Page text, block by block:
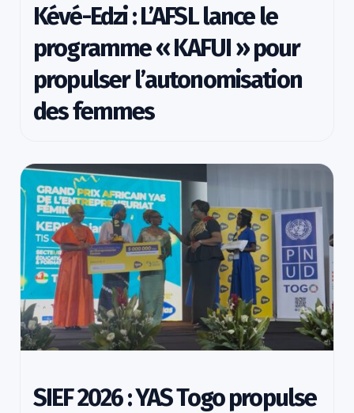
Kévé-Edzi : L’AFSL lance le
programme « KAFUI » pour
propulser l’autonomisation
des femmes
SIEF 2026 : YAS Togo propulse